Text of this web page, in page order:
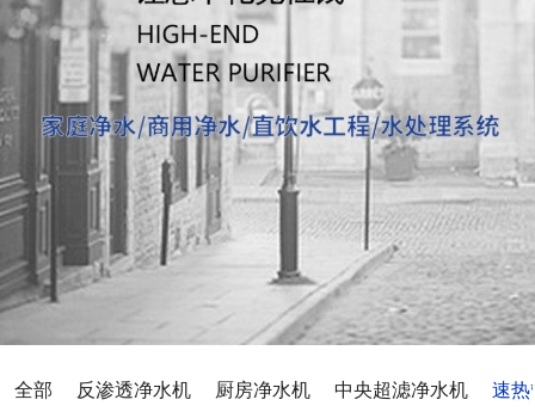
全部 反渗透净水机 厨房净水机 中央超滤净水机 速